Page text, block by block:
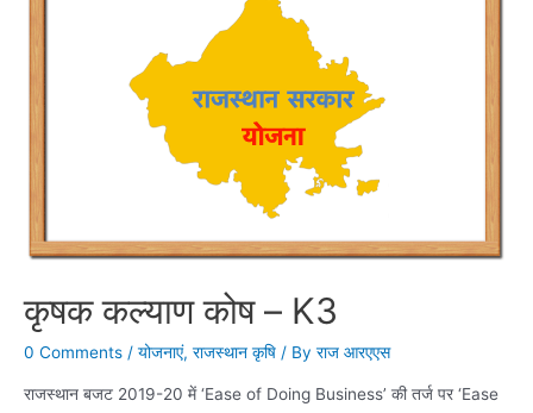
प्रमुख
चुनोतियाँ
कृषक कल्याण कोष – K3
0 Comments / योजनाएं, राजस्थान कृषि / By राज आरएएस
राजस्थान बजट 2019-20 में ‘Ease of Doing Business’ की तर्ज पर ‘Ease